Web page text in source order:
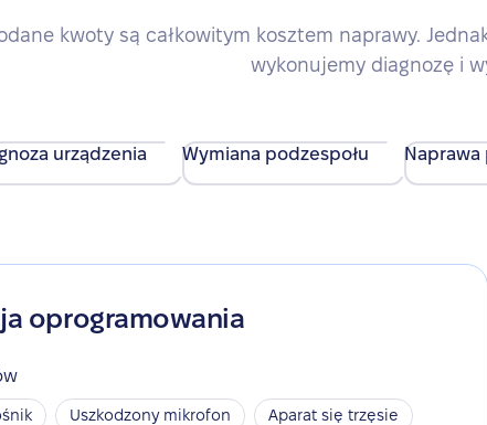
kwoty są całkowitym kosztem naprawy.
wykonujemy diagnozę i
urządzenia Wymiana podzespołu Naprawa
oprogramowania
Uszkodzony mikrofon
Aparat się trzęsie